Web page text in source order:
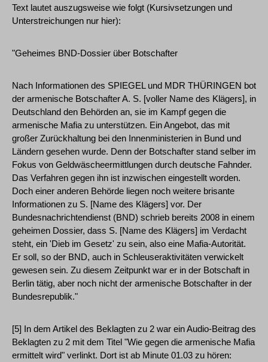
Text lautet auszugsweise wie folgt (Kursivsetzungen und
Unterstreichungen nur hier):
"Geheimes BND-Dossier über Botschafter
Nach Informationen des SPIEGEL und MDR THÜRINGEN bot
der armenische Botschafter A. S. [voller Name des Klägers], in
Deutschland den Behörden an, sie im Kampf gegen die
armenische Mafia zu unterstützen. Ein Angebot, das mit
großer Zurückhaltung bei den Innenministerien in Bund und
Ländern gesehen wurde. Denn der Botschafter stand selber im
Fokus von Geldwäscheermittlungen durch deutsche Fahnder.
Das Verfahren gegen ihn ist inzwischen eingestellt worden.
Doch einer anderen Behörde liegen noch weitere brisante
Informationen zu S. [Name des Klägers] vor. Der
Bundesnachrichtendienst (BND) schrieb bereits 2008 in einem
geheimen Dossier, dass S. [Name des Klägers] im Verdacht
steht, ein 'Dieb im Gesetz' zu sein, also eine Mafia-Autorität.
Er soll, so der BND, auch in Schleuseraktivitäten verwickelt
gewesen sein. Zu diesem Zeitpunkt war er in der Botschaft in
Berlin tätig, aber noch nicht der armenische Botschafter in der
Bundesrepublik."
[5] In dem Artikel des Beklagten zu 2 war ein Audio-Beitrag des
Beklagten zu 2 mit dem Titel "Wie gegen die armenische Mafia
ermittelt wird" verlinkt. Dort ist ab Minute 01.03 zu hören: